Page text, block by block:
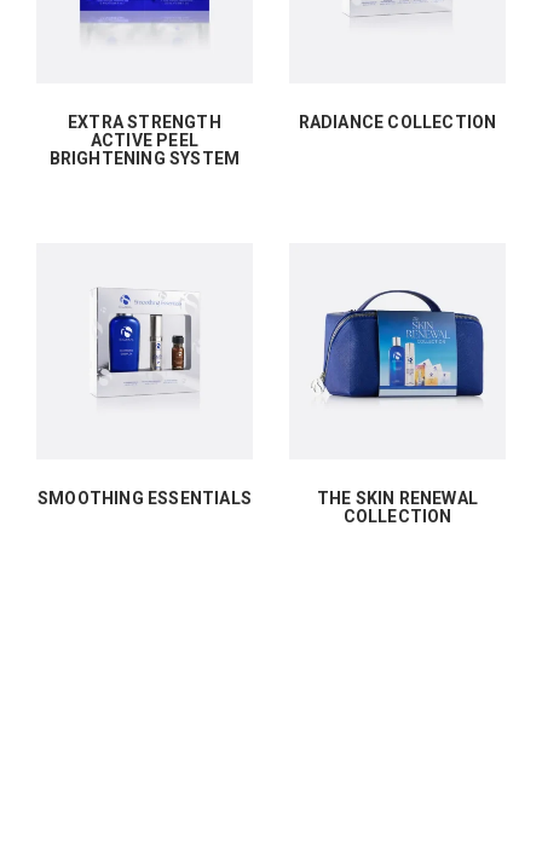
EXTRA STRENGTH
ACTIVE PEEL
BRIGHTENING SYSTEM
RADIANCE COLLECTION
SMOOTHING ESSENTIALS
THE SKIN RENEWAL
COLLECTION